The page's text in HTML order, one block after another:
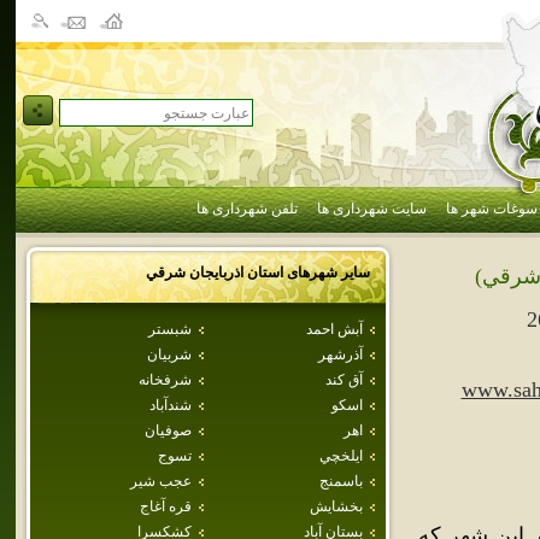
سوغات شهر ها سایت شهرداری ها تلفن شهرداری ها
سایر شهرهای استاناذربايجان شرقي
آبش احمد
شبستر
آذرشهر
شربيان
آق كند
شرفخانه
اسكو
شندآباد
اهر
صوفيان
ايلخچي
تسوج
باسمنج
عجب شير
بخشايش
قره آغاج
بستان آباد
كشكسرا
شرقي)